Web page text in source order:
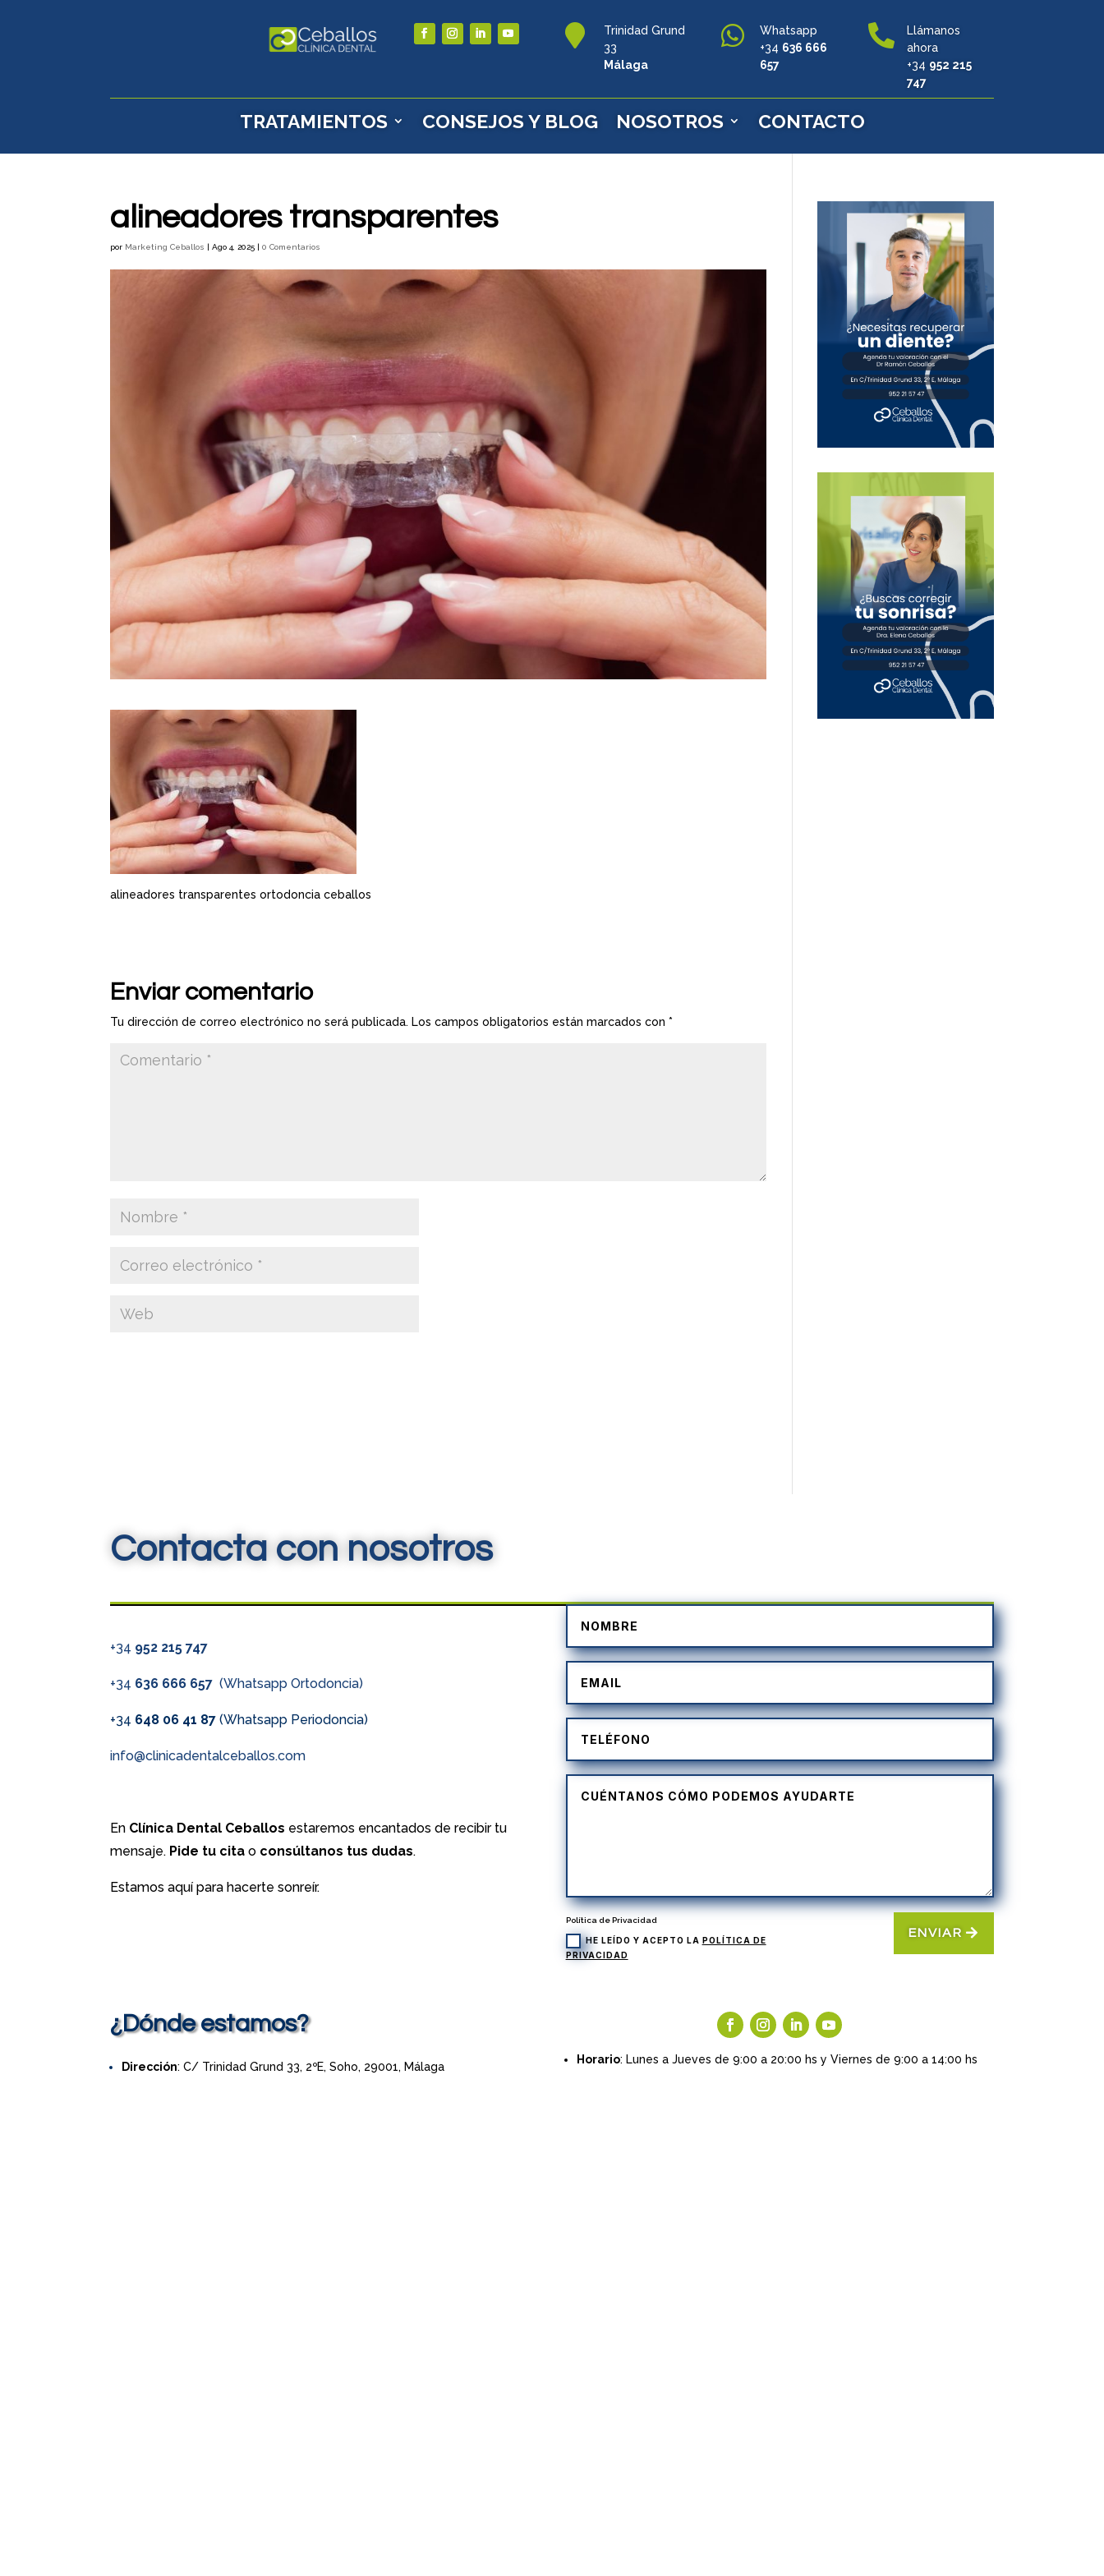

Trinidad Grund
33
Málaga

Whatsapp
+34 636 666
657

Llámanos
ahora
+34 952 215
747
TRATAMIENTOS CONSEJOS Y BLOG NOSOTROS CONTACTO
alineadores transparentes
por Marketing Ceballos |Ago 4, 2025 |0 Comentarios
alineadores transparentes ortodoncia ceballos
Enviar comentario
Tu dirección de correo electrónico no será publicada. Los campos obligatorios están marcados con*
Contacta con nosotros
+34 952 215 747
+34 636 666 657(Whatsapp Ortodoncia)
+34 648 06 41 87 (Whatsapp Periodoncia)
info@clinicadentalceballos.com
En Clínica Dental Ceballos estaremos encantados de recibir tu
mensaje. Pide tu cita o consúltanos tus dudas.
Estamos aquí para hacerte sonreír.
Política de Privacidad
HE LEÍDO Y ACEPTO LA POLÍTICA DE
PRIVACIDAD
ENVIAR
¿Dónde estamos?
Dirección: C/ Trinidad Grund 33, 2ºE, Soho, 29001, Málaga
Horario: Lunes a Jueves de 9:00 a 20:00 hs y Viernes de 9:00 a 14:00 hs